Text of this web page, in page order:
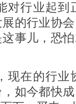
对行业起到
的行业协
事儿，恐
现在的行业
如今都快